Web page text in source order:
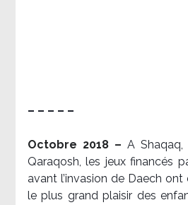
– – – – –
Octobre 2018 – A
Qaraqosh, les jeux financés
avant l’invasion de Daech
le plus grand plaisir des